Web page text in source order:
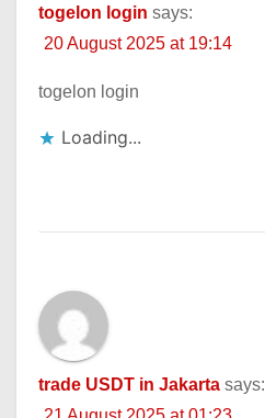
togelon login says:
20 August 2025 at 19:14
togelon login
Loading...
trade USDT in Jakarta says: